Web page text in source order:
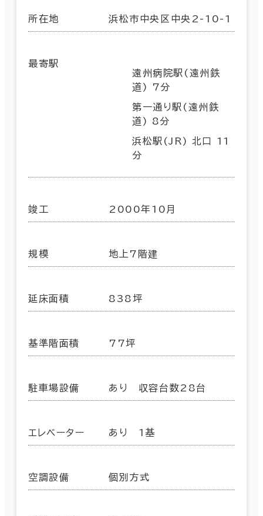
所在地 浜松市中央区中央2-10-1
最寄駅
遠州病院駅(遠州鉄
道) 7分
第一通り駅(遠州鉄
道) 8分
浜松駅(JR) 北口 11
分
竣工 2000年10月
規模 地上7階建
延床面積 838坪
基準階面積 77坪
駐車場設備 あり 収容台数28台
エレベーター あり 1基
空調設備 個別方式